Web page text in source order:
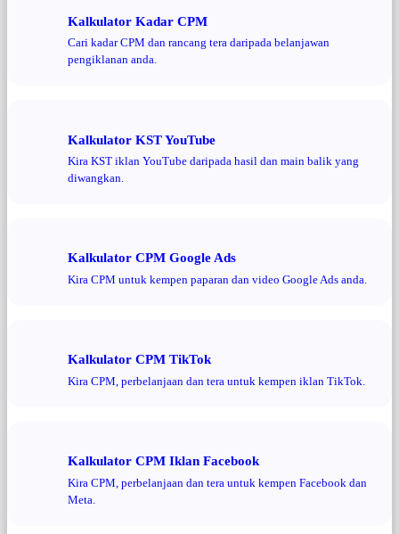
Kalkulator Kadar CPM
Cari kadar CPM dan rancang tera daripada belanjawan
pengiklanan anda.
Kalkulator KST YouTube
Kira KST iklan YouTube daripada hasil dan main balik yang
diwangkan.
Kalkulator CPM Google Ads
Kira CPM untuk kempen paparan dan video Google Ads anda.
Kalkulator CPM TikTok
Kira CPM, perbelanjaan dan tera untuk kempen iklan TikTok.
Kalkulator CPM Iklan Facebook
Kira CPM, perbelanjaan dan tera untuk kempen Facebook dan
Meta.